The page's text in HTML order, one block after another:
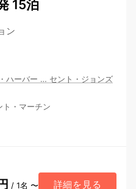
15泊
ン
ハーバー … セント・ジョンズ
ト・マーチン
/ 1名 〜 詳細を見る